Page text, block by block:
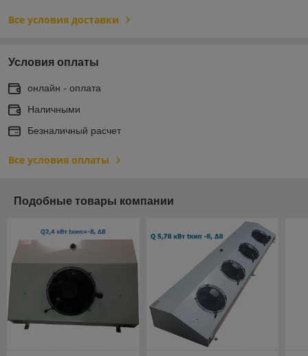
Все условия доставки
Условия оплаты
онлайн - оплата
Наличными
Безналичный расчет
Все условия оплаты
Подобные товары компании